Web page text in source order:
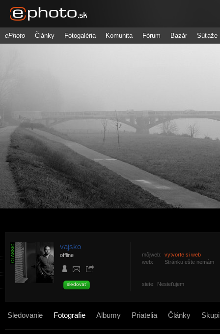
ePhoto Články Fotogaléria Komunita Fórum Bazár Súťaže
vajsko
offline
sledovať
môjweb: vytvorte si web
web:
Stránku ešte nemám
siete: Nesieťujem
Sledovanie Fotografie Albumy Priatelia Články